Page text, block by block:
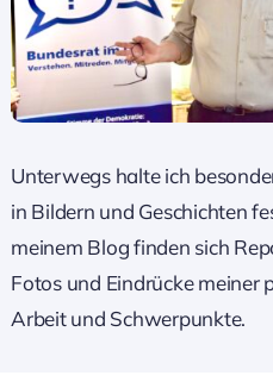
Unterwegs halte ich
in Bildern und Geschichten
meinem Blog finden sich
Fotos und Eindrücke meiner
Arbeit und Schwerpunkte.